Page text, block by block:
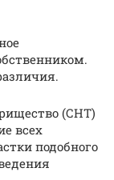
(СНТ)
всех
подобного